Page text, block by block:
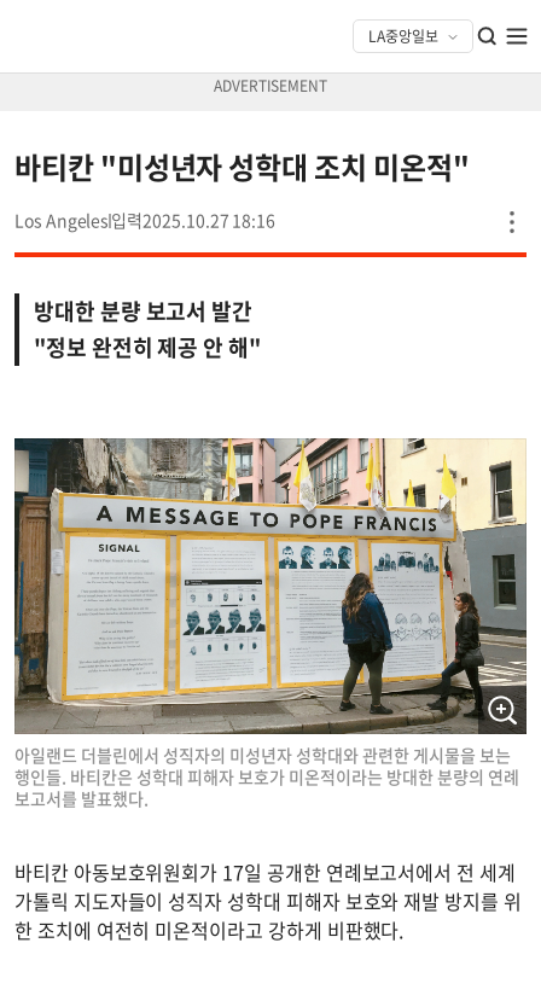
바티칸 "미성년자 성학대 조치 미온적"
Los Angeles 2025.10.27 18:16
방대한 분량 보고서 발간
"정보 완전히 제공 안 해"
아일랜드 더블린에서 성직자의 미성년자 성학대와 관련한 게시물을 보는
행인들. 바티칸은 성학대 피해자 보호가 미온적이라는 방대한 분량의 연례
보고서를 발표했다.
바티칸 아동보호위원회가 17일 공개한 연례보고서에서 전 세계
가톨릭 지도자들이 성직자 성학대 피해자 보호와 재발 방지를 위
한 조치에 여전히 미온적이라고 강하게 비판했다.